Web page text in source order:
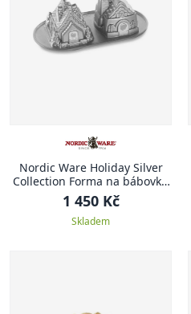
Nordic Ware Holiday Silver
Collection Forma na bábovku
DOMEČKY
1 450 Kč
Skladem